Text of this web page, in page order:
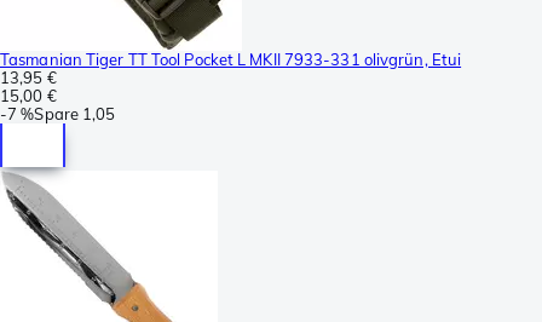
Tasmanian Tiger TT Tool Pocket L MKII 7933-331 olivgrün, Etui
13,95 €
15,00 €
-7 %Spare 1,05